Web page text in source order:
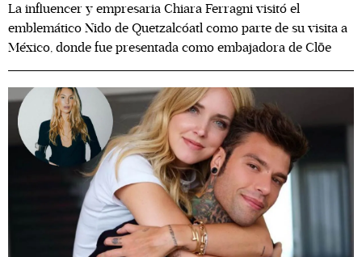
La influencer y empresaria Chiara Ferragni visitó el
emblemático Nido de Quetzalcóatl como parte de su visita a
México, donde fue presentada como embajadora de Clōe